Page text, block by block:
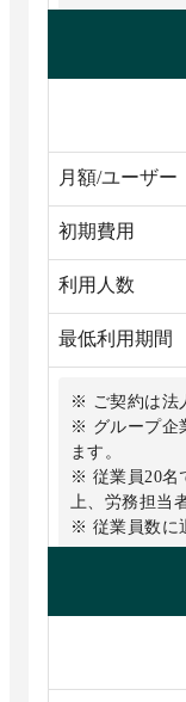
月額/ユーザー
初期費用
利用人数
最低利用期間
※ ご契約は法
※ グループ企
ます。
※ 従業員20名
上、労務担当
※ 従業員数に